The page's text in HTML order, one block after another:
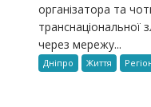
організатора та
транснаціональної
через мережу...
Дніпро Життя